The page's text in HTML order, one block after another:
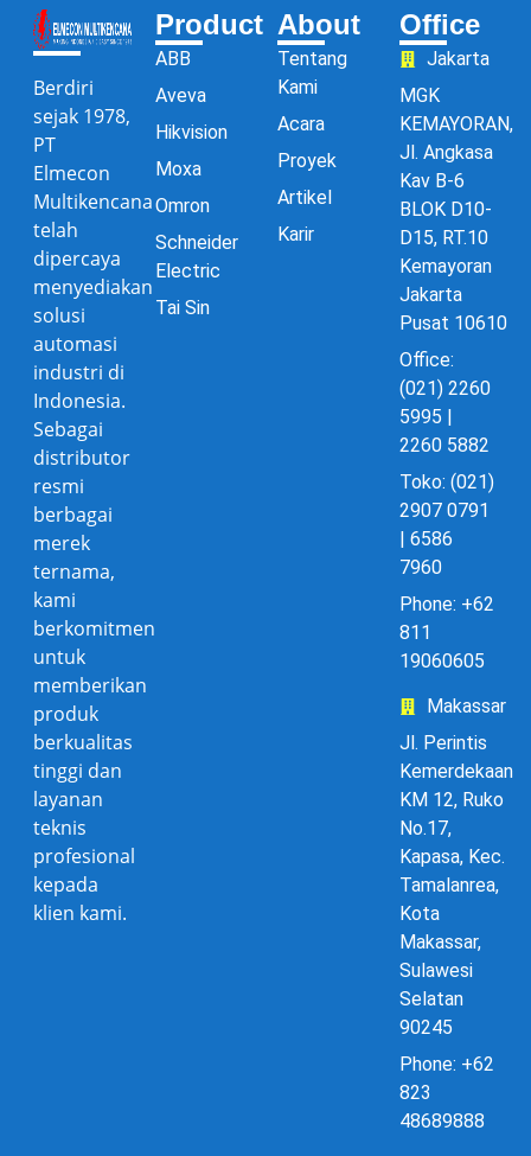
Berdiri
sejak 1978,
PT
Elmecon
Multikencana
telah
dipercaya
menyediakan
solusi
automasi
industri di
Indonesia.
Sebagai
distributor
resmi
berbagai
merek
ternama,
kami
berkomitmen
untuk
memberikan
produk
berkualitas
tinggi dan
layanan
teknis
profesional
kepada
klien kami.
Product
ABB
Aveva
Hikvision
Moxa
Omron
Schneider
Electric
Tai Sin
About
Tentang
Kami
Acara
Proyek
Artikel
Karir
Office
Jakarta
MGK
KEMAYORAN,
Jl. Angkasa
Kav B-6
BLOK D10-
D15, RT.10
Kemayoran
Jakarta
Pusat 10610
Office:
(021) 2260
5995 |
2260 5882
Toko: (021)
2907 0791
| 6586
7960
Phone: +62
811
19060605
Makassar
Jl. Perintis
Kemerdekaan
KM 12, Ruko
No.17,
Kapasa, Kec.
Tamalanrea,
Kota
Makassar,
Sulawesi
Selatan
90245
Phone: +62
823
48689888